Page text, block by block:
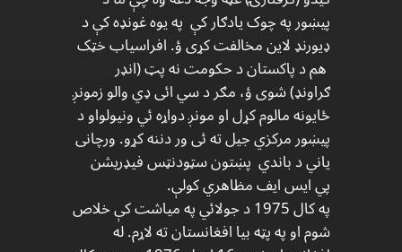
پيښور په چوک یادګار کې په یوه غونډه کې د
ډیورنډ لاین مخالفت کړی ؤ. افراسیاب خټک
هم د پاکستان د حکومت نه پټ (انډر
ګراونډ) شوی ؤ، مګر د سي ائی ډي والو زمونږ
ځایونه مالوم کړل او مونږ دواړه ئي ونیولواو د
پیښور مرکزي جیل ته ئی ور دننه کړو. ورچانی
یاني د باندي پښتون سټودنټس فیډریشن
پي ایس ایف مظاهري کولې.
په کال 1975 د جولائي په میاشت کې خلاص
شوم او په پټه بیا افغانستان ته لاړم. له